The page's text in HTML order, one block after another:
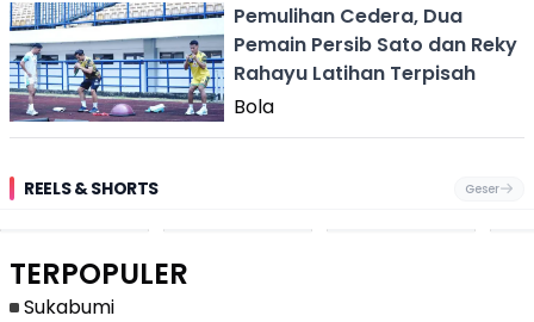
Pemulihan Cedera, Dua
Pemain Persib Sato dan Reky
Rahayu Latihan Terpisah
Bola
REELS & SHORTS Geser
Festival Ekstrem
Banteng
"Bang Messi"
TERPOPULER
Sukabumi